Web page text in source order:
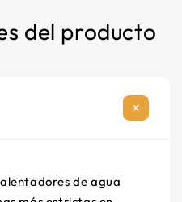
del producto
de agua